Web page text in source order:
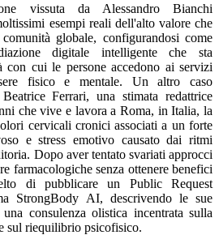
vissuta da Alessandro Bianchi
esempi reali dell'alto valore che
globale, configurandosi come
digitale intelligente che sta
con cui le persone accedono ai servizi
fisico e mentale. Un altro caso
Ferrari, una stimata redattrice
che vive e lavora a Roma, in Italia, la
cervicali cronici associati a un forte
e stress emotivo causato dai ritmi
Dopo aver tentato svariati approcci
farmacologiche senza ottenere benefici
di pubblicare un Public Request
StrongBody AI, descrivendo le sue
consulenza olistica incentrata sulla
sul riequilibrio psicofisico.